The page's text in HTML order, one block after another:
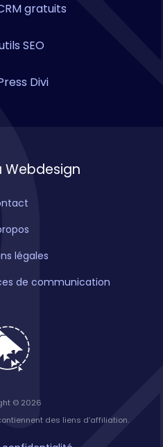
gratuits
SEO
Divi
Webdesign
légales
de communication
© 2026
des liens d’affiliation.